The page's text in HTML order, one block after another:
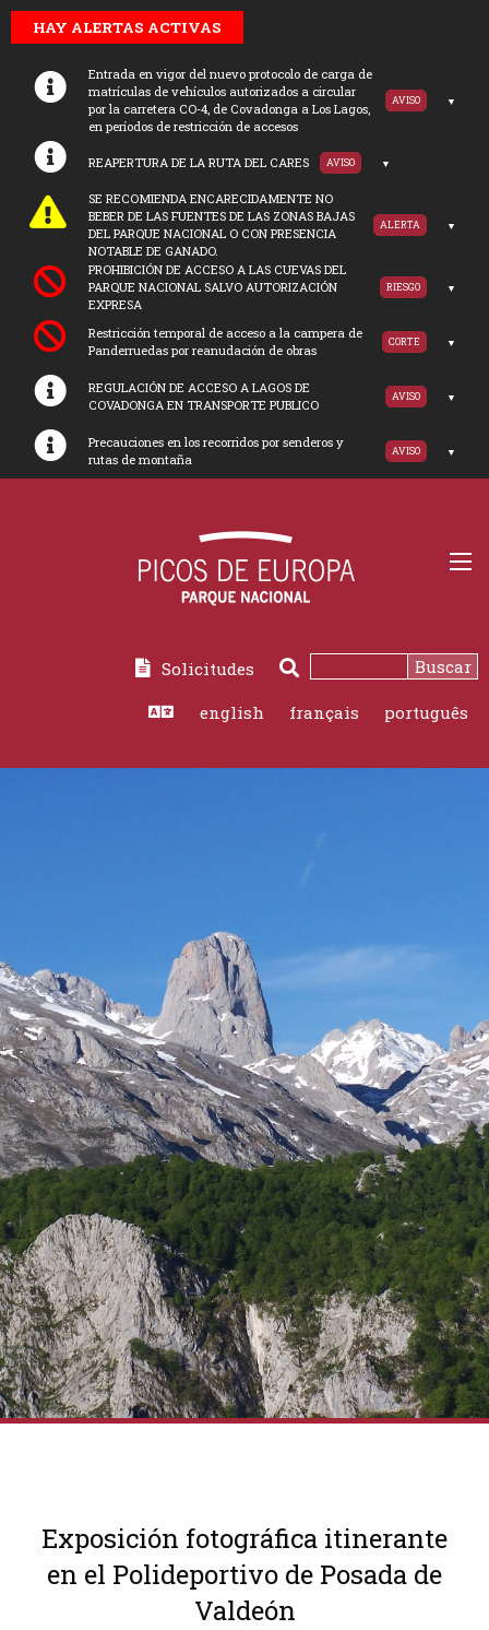
HAY ALERTAS ACTIVAS
Entrada en vigor del nuevo protocolo de carga de
matrículas de vehículos autorizados a circular
por la carretera CO-4, de Covadonga a Los Lagos,
en períodos de restricción de accesos
AVISO
REAPERTURA DE LA RUTA DEL CARES AVISO
SE RECOMIENDA ENCARECIDAMENTE NO
BEBER DE LAS FUENTES DE LAS ZONAS BAJAS
DEL PARQUE NACIONAL O CON PRESENCIA
NOTABLE DE GANADO.
ALERTA
PROHIBICIÓN DE ACCESO A LAS CUEVAS DEL
PARQUE NACIONAL SALVO AUTORIZACIÓN
EXPRESA
RIESGO
Restricción temporal de acceso a la campera de
Panderruedas por reanudación de obras
CORTE
REGULACIÓN DE ACCESO A LAGOS DE
COVADONGA EN TRANSPORTE PUBLICO
AVISO
Precauciones en los recorridos por senderos y
rutas de montaña
AVISO
Solicitudes Buscar
english français português
Exposición fotográfica itinerante
en el Polideportivo de Posada de
Valdeón